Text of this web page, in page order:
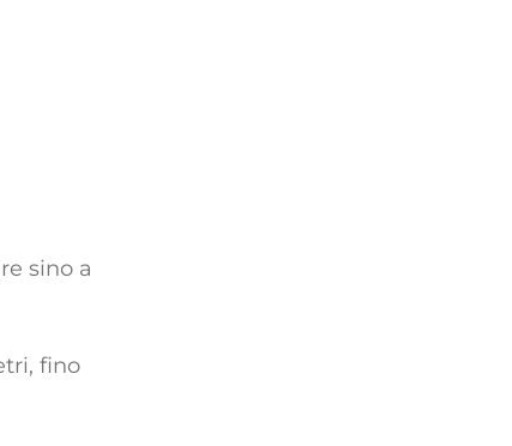
sino a
fino